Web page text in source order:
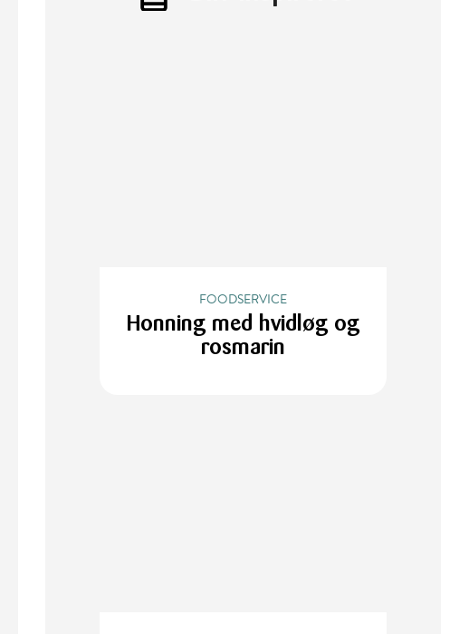
FOODSERVICE
Honning med hvidløg og
rosmarin